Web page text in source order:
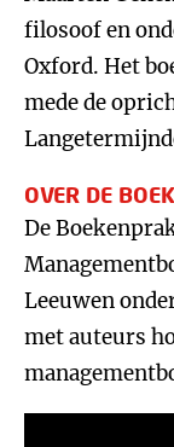
filosoof en
Oxford. Het
mede de
OVER DE
De
Leeuwen
met auteurs